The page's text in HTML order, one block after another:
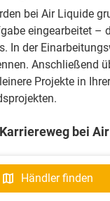
Händler finden
bei Air Liquide
eingearbeitet –
In der
Anschließend
Projekte in
bei
bei uns sehr
unterstützen